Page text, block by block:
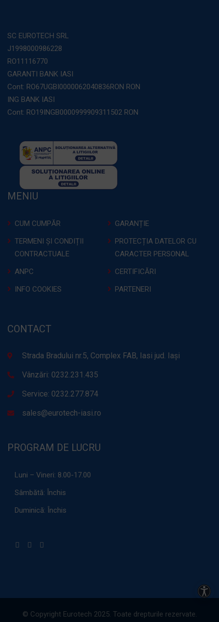
SC EUROTECH SRL
J1998000986228
RO11116770
GARANTI BANK IASI
Cont: RO67UGBI0000062040836RON RON
ING BANK IASI
Cont: RO19INGB0000999909311502 RON
MENIU
CUM CUMPĂR
GARANȚIE
TERMENI ȘI CONDIȚII
CONTRACTUALE
PROTECȚIA DATELOR CU
CARACTER PERSONAL
ANPC
CERTIFICĂRI
INFO COOKIES
PARTENERI
CONTACT
Strada Bradului nr.5, Complex FAB, Iasi jud. Iași
Vânzări: 0232.231.435
Service: 0232.277.874
sales@eurotech-iasi.ro
PROGRAM DE LUCRU
Luni – Vineri: 8.00-17.00
Sâmbătă: Închis
Duminică: Închis
© Copyright Eurotech 2025. Toate drepturile rezervate.